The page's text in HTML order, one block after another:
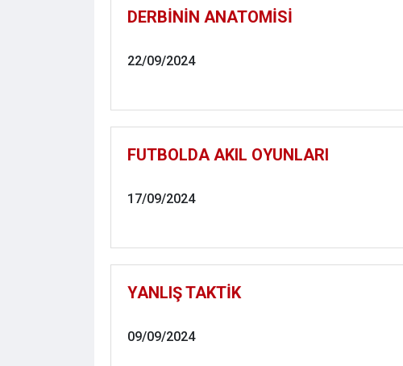
DERBİNİN ANATOMİSİ
22/09/2024
FUTBOLDA AKIL OYUNLARI
17/09/2024
YANLIŞ TAKTİK
09/09/2024